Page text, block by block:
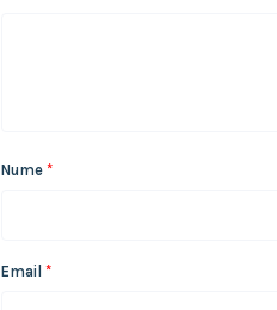
Nume *
Email *